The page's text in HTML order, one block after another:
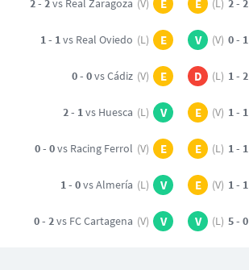
2 - 2vs Real Zaragoza (V) E
1 - 1vs Real Oviedo (L) E
0 - 0vs Cádiz (V) E
2 - 1vs Huesca (L) V
0 - 0vs Racing Ferrol (V) E
1 - 0vs Almería (L) V
0 - 2vs FC Cartagena (V) V
E (L) 2 - 2
V (V) 0 - 1
D (L) 1 - 2
E (V) 1 - 1
E (L) 1 - 1
E (V) 1 - 1
V (L) 5 - 0